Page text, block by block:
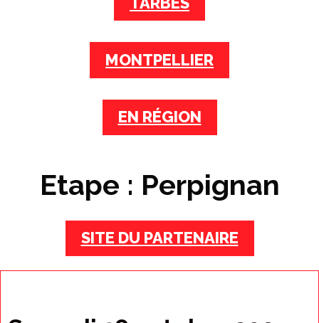
MONTPELLIER
EN RÉGION
Etape : Perpignan
SITE DU PARTENAIRE